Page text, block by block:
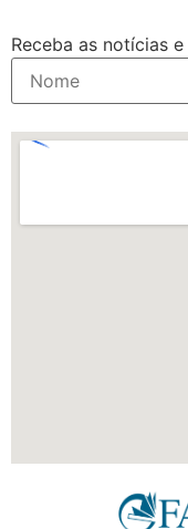
Receba as notícias